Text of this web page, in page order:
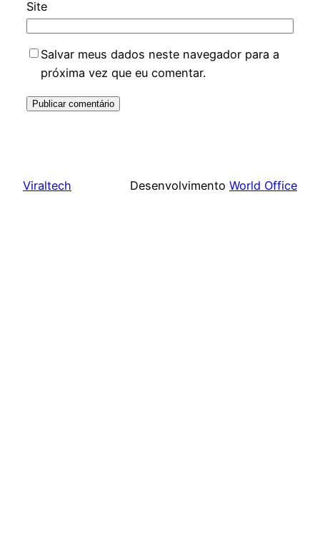
Site
Salvar meus dados neste navegador para a
próxima vez que eu comentar.
Viraltech Desenvolvimento World Office